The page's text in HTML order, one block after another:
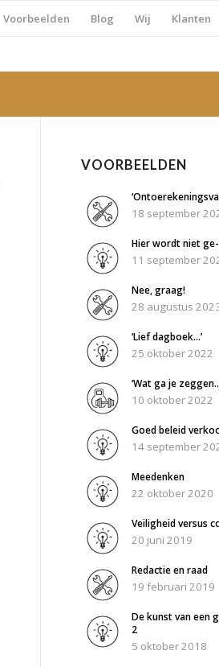
Voorbeelden Blog Wij Klanten
VOORBEELDEN
18 september
Hier wordt niet ge-
11 september
Nee, graag!
28 augustus
‘Lief dagboek…’
25 oktober 2022
‘Wat ga je
10 oktober 2022
Goed beleid
14 september
Meedenken
22 oktober 2020
Veiligheid versus
20 juni 2019
Redactie en raad
19 februari 2019
De kunst van een
2
5 oktober 2018